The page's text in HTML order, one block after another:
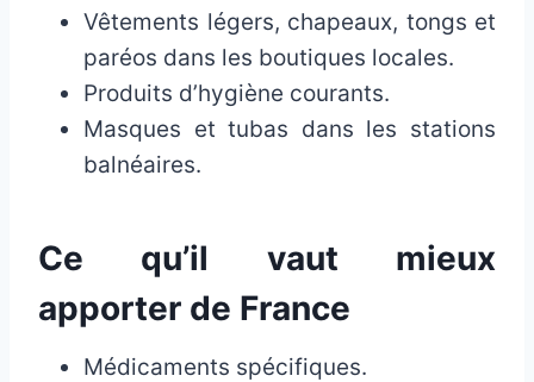
Vêtements légers, chapeaux, tongs et
paréos dans les boutiques locales.
Produits d’hygiène courants.
Masques et tubas dans les stations
balnéaires.
Ce qu’il vaut mieux
apporter de France
Médicaments spécifiques.